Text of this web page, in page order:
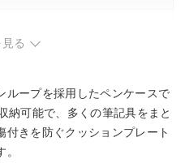
る
ループを採用したペンケースで
納可能で、多くの筆記具をまと
きを防ぐクッションプレート